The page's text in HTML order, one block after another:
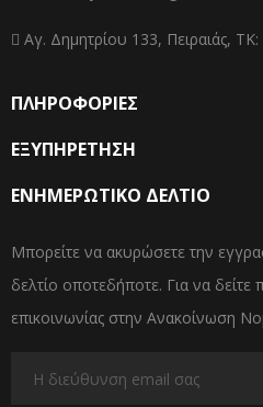
Αγ. Δημητρίου 133, Πειραιάς,
ΠΛΗΡΟΦΟΡΙΕΣ
ΕΞΥΠΗΡΕΤΗΣΗ
ΕΝΗΜΕΡΩΤΙΚΌ ΔΕΛΤΊΟ
Μπορείτε να ακυρώσετε την
δελτίο οποτεδήποτε. Για να δείτε
επικοινωνίας στην Ανακοίνωση